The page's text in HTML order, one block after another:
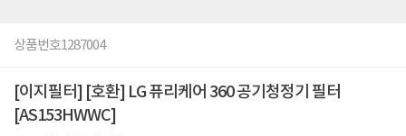
상품번호1287004
[이지필터] [호환] LG 퓨리케어 360 공기청정기 필터
[AS153HWWC]